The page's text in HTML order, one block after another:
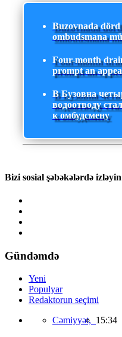
Buzovnada
ombudsmana
Four-month
prompt an
В Бузовна
водоотводу
к омбудсмену
Bizi sosial şəbəkələrdə izləyin
Gündəmdə
Yeni
Populyar
Redaktorun seçimi
Cəmiyyət, 15:34